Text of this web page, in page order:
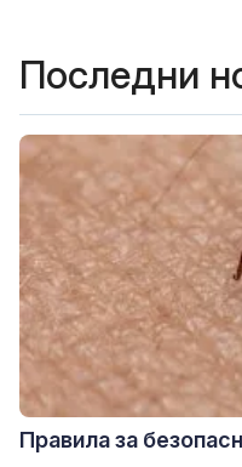
Последни
Правила за